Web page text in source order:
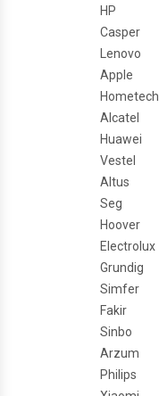
HP
Casper
Lenovo
Apple
Hometech
Alcatel
Huawei
Vestel
Altus
Seg
Hoover
Electrolux
Grundig
Simfer
Fakir
Sinbo
Arzum
Philips